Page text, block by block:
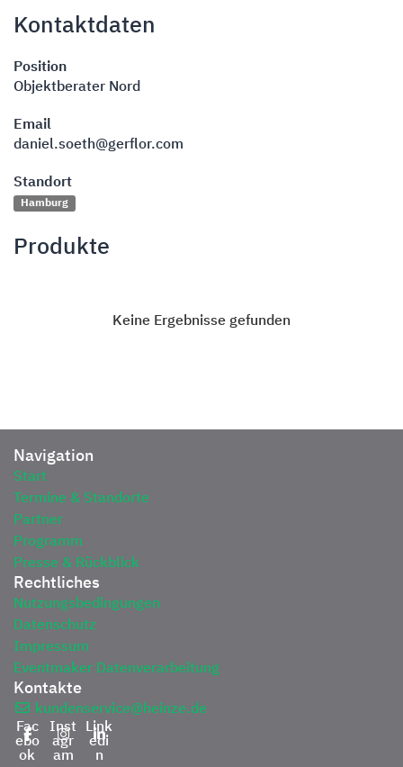
Kontaktdaten
Position
Objektberater Nord
Email
daniel.soeth@gerflor.com
Standort
Hamburg
Produkte
Keine Ergebnisse gefunden
Navigation
Start
Termine & Standorte
Partner
Programm
Presse & Rückblick
Rechtliches
Nutzungsbedingungen
Datenschutz
Impressum
Eventmaker Datenverarbeitung
Kontakte
kundenservice@heinze.de
Fac
ebo
ok
Inst
agr
am
Link
edi
n